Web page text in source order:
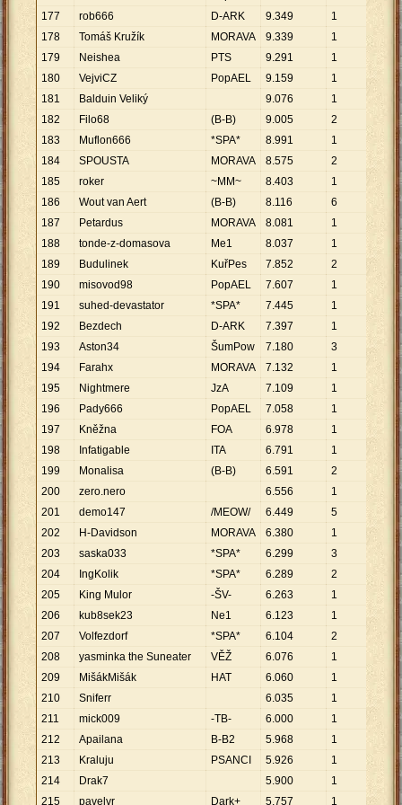
177
rob666 D-ARK 9.349 1 9
178
Tomáš Kružík MORAVA 9.339 1
179
Neishea PTS 9.291 1 9
180
VejviCZ PopAEL 9.159 1
181
Balduin Veliký 9.076 1
182
Filo68 (B-B) 9.005 2
183
Muflon666 *SPA* 8.991 1 8
184
SPOUSTA MORAVA 8.575 2
185
roker ~MM~ 8.403 1
186
Wout van Aert (B-B) 8.116 6 1
187
Petardus MORAVA 8.081 1
188
tonde-z-domasova Me1 8.037 1
189
Budulinek KuřPes 7.852 2
190
misovod98 PopAEL 7.607 1 7
191
suhed-devastator *SPA* 7.445 1
192
Bezdech D-ARK 7.397 1 7
193
Aston34 ŠumPow 7.180 3
194
Farahx MORAVA 7.132 1
195
Nightmere JzA 7.109 1
196
Pady666 PopAEL 7.058 1 7
197
Kněžna FOA 6.978 1
198
Infatigable ITA 6.791 1
199
Monalisa (B-B) 6.591 2 3
200
zero.nero 6.556 1
201
demo147 /MEOW/ 6.449 5
202
H-Davidson MORAVA 6.380 1
203
saska033 *SPA* 6.299 3 2
204
IngKolik *SPA* 6.289 2
205
King Mulor -ŠV- 6.263 1 6
206
kub8sek23 Ne1 6.123 1
207
Volfezdorf *SPA* 6.104 2
208
yasminka the Suneater VĚŽ 6.076 1
209
MišákMišák HAT 6.060 1 6
210
Sniferr 6.035 1
211
mick009 -TB- 6.000 1
212
Apailana B-B2 5.968 1 5
213
Kraluju PSANCI 5.926 1
214
Drak7 5.900 1
215
pavelvr Dark+ 5.757 1